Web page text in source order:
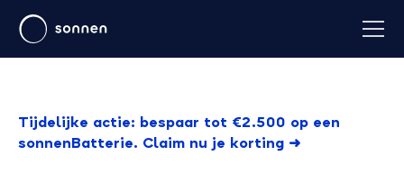
Tijdelijke actie: bespaar tot €2.500 op een
sonnenBatterie. Claim nu je korting ➜